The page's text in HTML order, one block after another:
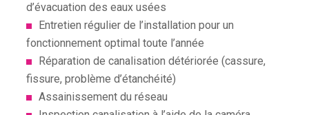
d’évacuation des eaux usées
Entretien régulier de l’installation pour un
fonctionnement optimal toute l’année
Réparation de canalisation détériorée (cassure,
fissure, problème d’étanchéité)
Assainissement du réseau